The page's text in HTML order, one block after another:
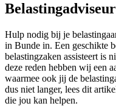
Hulp nodig bij je
in Bunde in. Een geschikte
belastingzaken assisteert is
deze reden hebben wij een
waarmee ook jij de
dus niet langer, lees dit
die jou kan helpen.